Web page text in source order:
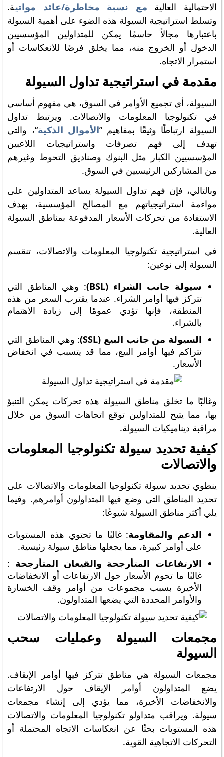
الاحتمالية العالية مع نسبة مخاطرة/عائد مواتية.
وتسلط استراتيجية السيولة هذه الضوء على أهمية السيولة
باعتبارها مجالاً حاسمًا يمكن للمتداولين المؤسسيين
الدخول أو الخروج منه، مما يخلق فرصًا للانعكاسات أو
استمرار الاتجاه.
مقدمة في استراتيجية تداول السيولة
السيولة، أي تجميع الأوامر في السوق، هي مفهوم أساسي
في تكنولوجيا المعلومات والاتصالات. ويرتبط تداول
السيولة ارتباطًا وثيقًا بمفاهيم ”الأموال الذكية“، والتي
تهدف إلى فهم تصرفات واستراتيجيات اللاعبين
المؤسسيين الكبار مثل البنوك وصناديق التحوط وغيرهم
من المشاركين الرئيسيين في السوق.
وبالتالي، فإن فهم تداول السيولة يساعد المتداولين على
مواءمة استراتيجياتهم مع المصالح المؤسسية، بهدف
الاستفادة من تحركات الأسعار المدفوعة بمناطق السيولة
العالية.
في استراتيجية تكنولوجيا المعلومات والاتصالات، تنقسم
السيولة إلى نوعين:
سيولة جانب الشراء (BSL)
: وهي المناطق التي
تتركز فيها أوامر الشراء. عندما يقترب السعر من هذه
المنطقة، فإنها تؤدي عمومًا إلى زيادة الاهتمام
بالشراء.
السيولة من جانب البيع (SSL)
: وهي المناطق التي
تتراكم فيها أوامر البيع، مما قد يتسبب في انخفاض
الأسعار.
وغالبًا ما تخلق مناطق السيولة هذه تحركات يمكن التنبؤ
بها، مما يتيح للمتداولين توقع اتجاهات السوق من خلال
مراقبة ديناميكيات السيولة.
كيفية تحديد سيولة تكنولوجيا المعلومات
والاتصالات
ينطوي تحديد سيولة تكنولوجيا المعلومات والاتصالات على
تحديد المناطق التي وضع فيها المتداولون أوامرهم. وفيما
يلي أكثر مناطق السيولة شيوعًا:
الدعم والمقاومة: غالبًا ما تحتوي هذه المستويات
على أوامر كبيرة، مما يجعلها مناطق سيولة رئيسية.
الارتفاعات المتأرجحة والقيعان المتأرجحة :
غالبًا ما تحوم الأسعار حول الارتفاعات أو الانخفاضات
الأخيرة بسبب مجموعات من أوامر وقف الخسارة
والأوامر المحددة التي يضعها المتداولون.
مجمعات السيولة وعمليات سحب
السيولة
مجمعات السيولة هي مناطق تتركز فيها أوامر الإيقاف.
يضع المتداولون أوامر الإيقاف حول الارتفاعات
والانخفاضات الأخيرة، مما يؤدي إلى إنشاء مجمعات
سيولة. ويراقب متداولو تكنولوجيا المعلومات والاتصالات
هذه المستويات بحثًا عن انعكاسات الاتجاه المحتملة أو
التحركات الاتجاهية القوية.